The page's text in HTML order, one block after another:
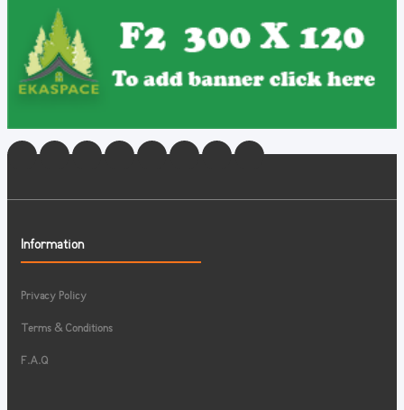
Information
Privacy Policy
Terms & Conditions
F.A.Q